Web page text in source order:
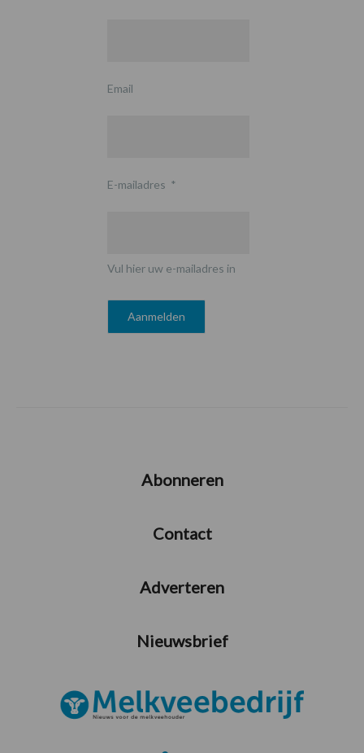
Email
E-mailadres *
Vul hier uw e-mailadres in
Abonneren
Contact
Adverteren
Nieuwsbrief